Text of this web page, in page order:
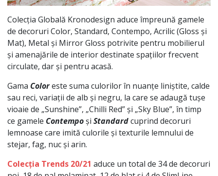
Colecția Globală Kronodesign aduce împreună gamele
de decoruri Color, Standard, Contempo, Acrilic (Gloss și
Mat), Metal și Mirror Gloss potrivite pentru mobilierul
și amenajările de interior destinate spațiilor frecvent
circulate, dar și pentru acasă.
Gama Coloreste suma culorilor în nuanțe liniștite, calde
sau reci, variații de alb și negru, la care se adaugă tușe
vioaie de „Sunshine”, „Chilli Red” și „Sky Blue”, în timp
ce gamele Contempoși Standardcuprind decoruri
lemnoase care imită culorile și texturile lemnului de
stejar, fag, nuc și arin.
Colecția Trends 20/21 aduce un total de 34 de decoruri